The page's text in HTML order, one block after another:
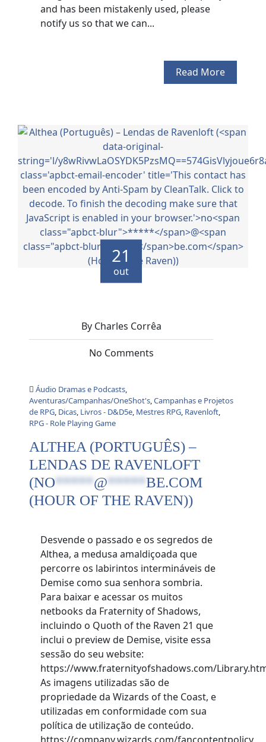
and has been mistakenly used, please
notify us so that we can...
Read More
21
out
By Charles Corrêa
No Comments
Áudio Dramas e Podcasts,
Aventuras/Campanhas/OneShot's,Campanhas e Projetos
de RPG, Dicas, Livros - D&D5e, Mestres RPG, Ravenloft,
RPG - Role Playing Game
ALTHEA (PORTUGUÊS) –
LENDAS DE RAVENLOFT
(NO*****@*****BE.COM
(HOUR OF THE RAVEN))
Desvende o passado e os segredos de
Althea, a medusa amaldiçoada que
percorre os labirintos intermináveis de
Demise como sua senhora sombria.
Para baixar e acessar os muitos
netbooks da Fraternity of Shadows,
incluindo o Quoth of the Raven 21 que
inclui o preview de Demise, visite essa
sessão do seu website:
https://www.fraternityofshadows.com/
As imagens utilizadas são de
propriedade da Wizards of the Coast, e
utilizadas em conformidade com sua
política de utilização de conteúdo.